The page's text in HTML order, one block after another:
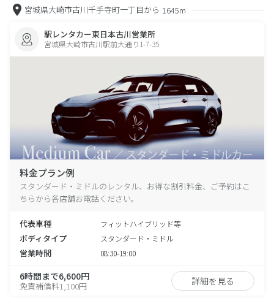
宮城県大崎市古川千手寺町一丁目から 1645m
駅レンタカー東日本古川営業所
宮城県大崎市古川駅前大通り1-7-35
料金プラン例
スタンダード・ミドルのレンタル、お得な割引料金、ご予約はこ
ちらから各店舗お電話ください。
代表車種 フィットハイブリッド等
ボディタイプ スタンダード・ミドル
営業時間 08:30-19:00
6時間まで6,600円
免責補償料1,100円 詳細を見る